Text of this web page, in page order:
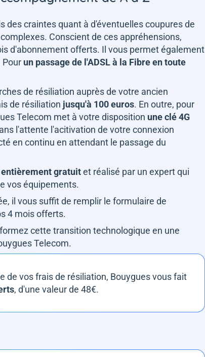
craintes quant à d'éventuelles coupures de
Conscient de ces appréhensions,
d'abonnement offerts. Il vous permet également
Pour un passage de l'ADSL à la Fibre en toute
de résiliation auprès de votre ancien
de résiliation jusqu'à 100 euros. En outre, pour
Telecom met à votre disposition une clé 4G
l'attente l'acitivation de votre connexion
en continu en attendant le passage du
entièrement gratuitet réalisé par un expert qui
vos équipements.
il vous suffit de remplir le formulaire de
4 mois offerts.
cette transition technologique en une
Telecom.
de vos frais de résiliation, Bouygues vous fait
, d'une valeur de 48€.